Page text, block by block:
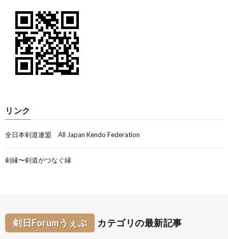
リンク
全日本剣道連盟 All Japan Kendo Federation
剣縁〜剣道がつなぐ縁
剣日Forumうぇぶ カテゴリの最新記事